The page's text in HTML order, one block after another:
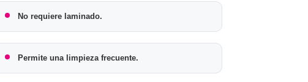
No requiere laminado.
Permite una limpieza frecuente.